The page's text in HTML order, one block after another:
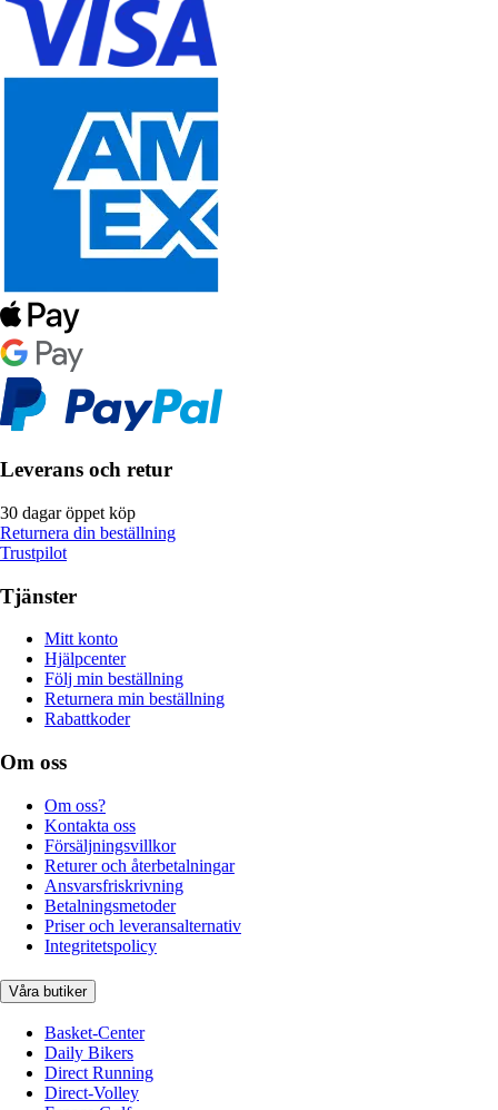
Leverans och retur
30 dagar öppet köp
Returnera din beställning
Trustpilot
Tjänster
Mitt konto
Hjälpcenter
Följ min beställning
Returnera min beställning
Rabattkoder
Om oss
Om oss?
Kontakta oss
Försäljningsvillkor
Returer och återbetalningar
Ansvarsfriskrivning
Betalningsmetoder
Priser och leveransalternativ
Integritetspolicy
Våra butiker
Basket-Center
Daily Bikers
Direct Running
Direct-Volley